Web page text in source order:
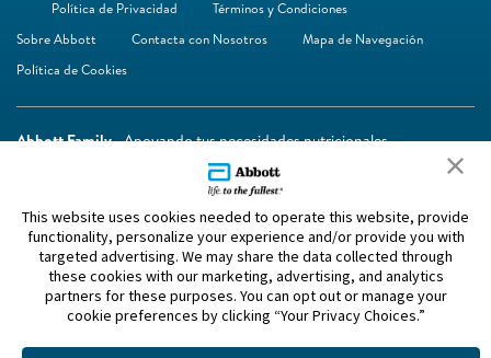
Política de Privacidad
Términos y Condiciones
Sobre Abbott
Contacta con Nosotros
Mapa de Navegación
Política de Cookies
Abbott Family- Apoyando tus necesidades nutricionales
This website uses cookies needed to operate this website, provide
functionality, personalize your experience and/or provide you with
targeted advertising. We may share the data collected through
these cookies with our marketing, advertising, and analytics
partners for these purposes. You can opt out or manage your
cookie preferences by clicking “Your Privacy Choices.”